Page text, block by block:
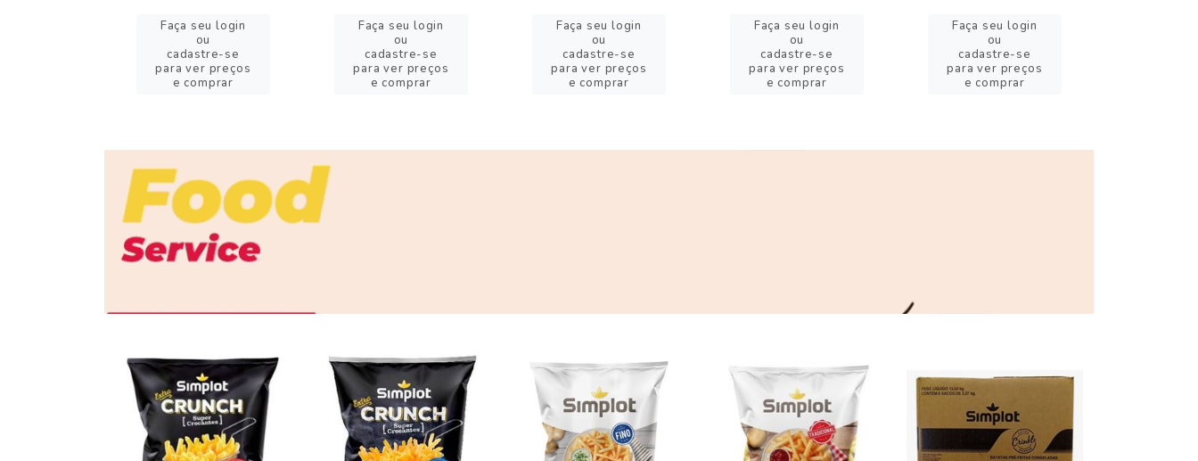
Faça seu login
ou
cadastre-se
para ver preços
e comprar
Faça seu login
ou
cadastre-se
para ver preços
e comprar
Faça seu login
ou
cadastre-se
para ver preços
e comprar
Faça seu login
ou
cadastre-se
para ver preços
e comprar
Faça seu login
ou
cadastre-se
para ver preços
e comprar